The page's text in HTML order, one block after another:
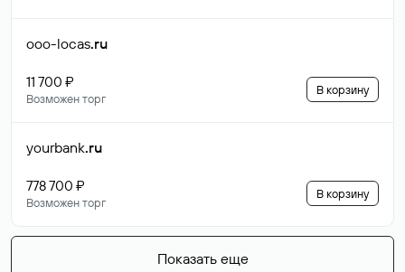
ooo-locas.ru
11 700 ₽
Возможен торг
В корзину
yourbank.ru
778 700 ₽
Возможен торг
В корзину
Показать еще